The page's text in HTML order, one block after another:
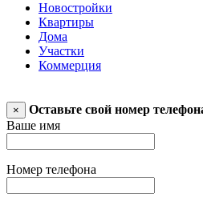
Новостройки
Квартиры
Дома
Участки
Коммерция
×
Оставьте свой номер
Ваше имя
Номер телефона